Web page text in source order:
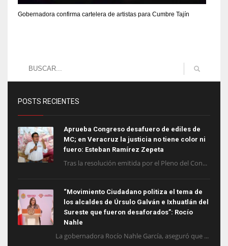
Gobernadora confirma cartelera de artistas para Cumbre Tajín
POSTS RECIENTES
Aprueba Congreso desafuero de ediles de
MC; en Veracruz la justicia no tiene color ni
fuero: Esteban Ramírez Zepeta
Tras la resolución emitida por el Pleno del Con...
“Movimiento Ciudadano politiza el tema de
los alcaldes de Úrsulo Galván e Ixhuatlán del
Sureste que fueron desaforados”: Rocío
Nahle
La gobernadora Rocío Nahle García, aseguró que ...